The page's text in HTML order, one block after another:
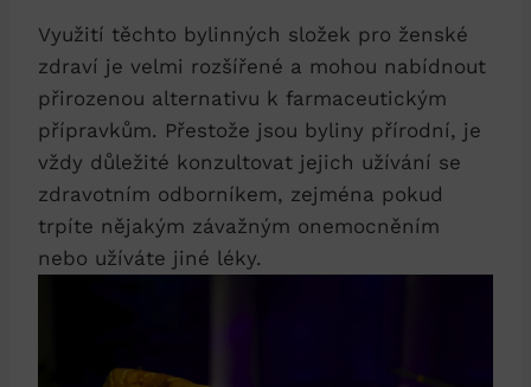
Využití těchto bylinných složek pro ženské
zdraví je velmi rozšířené a mohou nabídnout
přirozenou alternativu k farmaceutickým
přípravkům. Přestože jsou byliny přírodní, je
vždy důležité konzultovat jejich užívání se
zdravotním odborníkem, zejména pokud
trpíte nějakým závažným onemocněním
nebo užíváte jiné léky.